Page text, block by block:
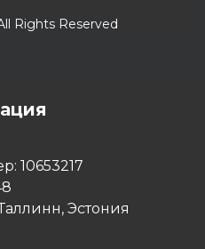
Rights Reserved
10653217
Эстония